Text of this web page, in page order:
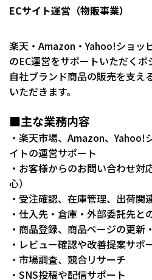
ECサイト運営（物販事業）
楽天・Amazon・Yahoo!ショッ
のEC運営をサポートいただくポ
自社ブランド商品の販売を支え
いただきます。
■主な業務内容
・楽天市場、Amazon、Yahoo!
イトの運営サポート
・お客様からのお問い合わせ対
心）
・受注確認、在庫管理、出荷関
・仕入先・倉庫・外部委託先と
・商品登録、商品ページの更新
・レビュー確認や改善提案サポ
・市場調査、競合リサーチ
・SNS投稿や配信サポート